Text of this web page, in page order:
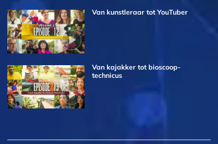
Van kunstleraar tot YouTuber
Van kajakker tot bioscoop­
technicus